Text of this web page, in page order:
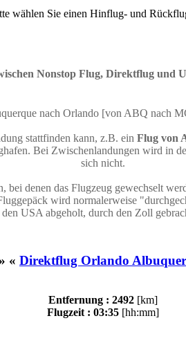
wählen Sie einen Hinflug- und
Nonstop Flug, Direktflug und
nach Orlando [von ABQ nach
stattfinden kann, z.B. ein Flug von
Bei Zwischenlandungen wird in
sich nicht.
bei denen das Flugzeug gewechselt
wird normalerweise
USA abgeholt, durch den Zoll
» « Direktflug Orlando
Entfernung : 2492 [km]
Flugzeit : 03:35 [hh:mm]